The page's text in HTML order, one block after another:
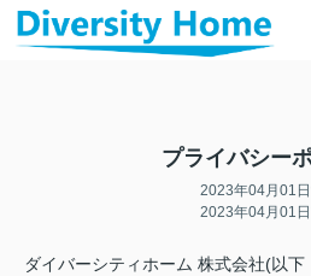
プライバシー
2023年04月01
2023年04月01
ダイバーシティホーム 株式会社(以下